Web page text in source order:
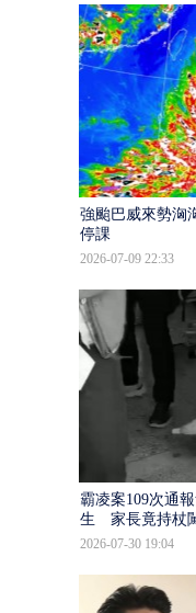
強颱巴威來勢洶
停課
2026-07-09 22:33
霸凌案109次通
生 家長竟持杖
2026-07-30 19:04